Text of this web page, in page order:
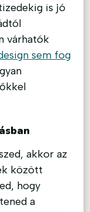
is jó
várhatók
sem fog
akkor az
között
hogy
a